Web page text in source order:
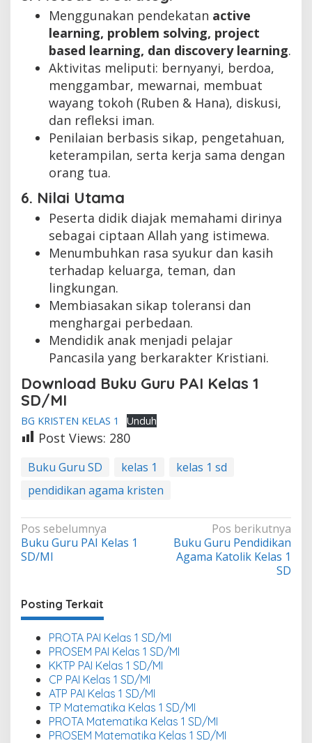
Menggunakan pendekatan active
learning, problem solving, project
based learning, dan discovery learning.
Aktivitas meliputi: bernyanyi, berdoa,
menggambar, mewarnai, membuat
wayang tokoh (Ruben & Hana), diskusi,
dan refleksi iman.
Penilaian berbasis sikap, pengetahuan,
keterampilan, serta kerja sama dengan
orang tua.
6. Nilai Utama
Peserta didik diajak memahami dirinya
sebagai ciptaan Allah yang istimewa.
Menumbuhkan rasa syukur dan kasih
terhadap keluarga, teman, dan
lingkungan.
Membiasakan sikap toleransi dan
menghargai perbedaan.
Mendidik anak menjadi pelajar
Pancasila yang berkarakter Kristiani.
Download Buku Guru PAI Kelas 1
SD/MI
BG KRISTEN KELAS 1 Unduh
Post Views: 280
Buku Guru SD kelas 1
kelas 1 sd
pendidikan agama kristen
Navigasi
pos
Pos sebelumnya
Buku Guru PAI Kelas 1
SD/MI
Pos berikutnya
Buku Guru Pendidikan
Agama Katolik Kelas 1
SD
Posting Terkait
PROTA PAI Kelas 1 SD/MI
PROSEM PAI Kelas 1 SD/MI
KKTP PAI Kelas 1 SD/MI
CP PAI Kelas 1 SD/MI
ATP PAI Kelas 1 SD/MI
TP Matematika Kelas 1 SD/MI
PROTA Matematika Kelas 1 SD/MI
PROSEM Matematika Kelas 1 SD/MI